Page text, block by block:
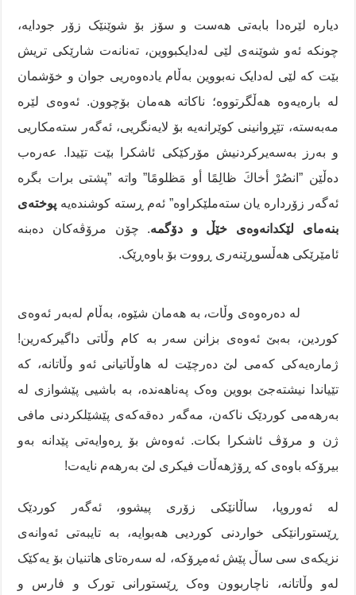
دیارە لێرەدا بابەتی هەست و سۆز بۆ شوێنێک زۆر جودایە،
چونکە ئەو شوێنەی لێی لەدایکبووین، تەنانەت شارێکی تریش
بێت کە لێی لەدایک نەبووین بەڵام یادەوەریی جوان و خۆشمان
لە بارەیەوە هەڵگرتووە؛ ناکاتە هەمان بۆچوون. ئەوەی لێرە
مەبەستە، تێڕوانینی کوێرانەیە بۆ لایەنگریی، ئەگەر ستەمکاریی
و بەرز بەسەیرکردنیش مۆرکێکی ئاشکرا بێت تێیدا. عەرەب
دەڵێن ”انصُرْ أخاكَ ظالِمًا أو مَظلومًا” واتە ”پشتی برات بگرە
ئەگەر زۆردارە یان ستەملێکراوە” ئەم ڕستە کوشندەیە پوختەی
بنەمای لێکدانەوەی خێڵ و دۆگمە. چۆن مرۆڤەکان دەبنە
ئامێرێکی هەڵسوڕێنەری ڕووت بۆ باوەڕێک.
لە دەرەوەی وڵات، بە هەمان شێوە، بەڵام لەبەر ئەوەی
کوردین، بەبێ ئەوەی بزانن سەر بە کام وڵاتی داگیرکەرین!
ژمارەیەکی کەمی لێ دەرچێت لە هاوڵاتیانی ئەو وڵاتانە، کە
تێیاندا نیشتەجێ بووین وەک پەناهەندە، بە باشیی پێشوازی لە
بەرهەمی کوردێک ناکەن، مەگەر دەقەکەی پێشێلکردنی مافی
ژن و مرۆڤ ئاشکرا بکات. ئەوەش بۆ ڕەوایەتی پێدانە بەو
بیرۆکە باوەی کە ڕۆژهەڵات فیکری لێ بەرهەم نایەت!
لە ئەوروپا، ساڵانێکی زۆری پیشوو، ئەگەر کوردێک
ڕێستورانێکی خواردنی کوردیی هەبوایە، بە تایبەتی ئەوانەی
نزیکەی سی ساڵ پێش ئەمڕۆکە، لە سەرەتای هاتنیان بۆ یەکێک
لەو وڵاتانە، ناچاربوون وەک ڕێستورانی تورک و فارس و